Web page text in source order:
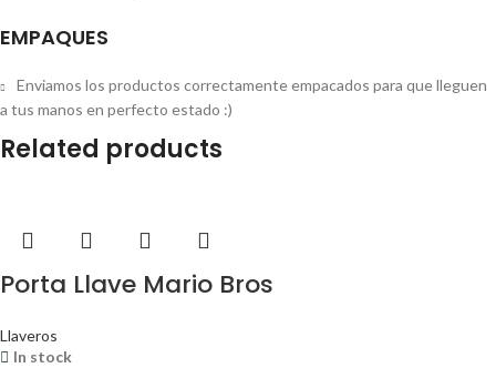
EMPAQUES
Enviamos los productos correctamente empacados para que lleguen
a tus manos en perfecto estado :)
Related products
Porta Llave Mario Bros
Llaveros
In stock